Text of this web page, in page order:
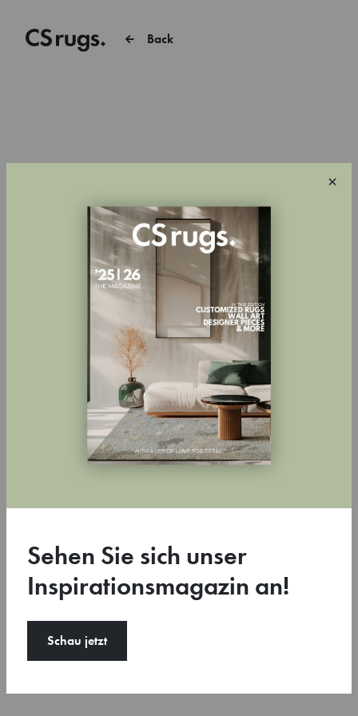
Back
59
×
Sehen Sie sich unser
Inspirationsmagazin an!
Schau jetzt